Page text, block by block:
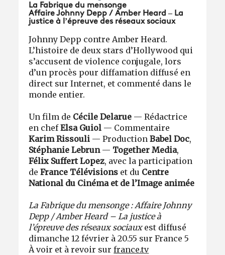
La Fabrique du mensonge
Affaire Johnny Depp / Amber Heard – La
justice à l’épreuve des réseaux sociaux
Johnny Depp contre Amber Heard.
L’histoire de deux stars d’Hollywood qui
s’accusent de violence conjugale, lors
d’un procès pour diffamation diffusé en
direct sur Internet, et commenté dans le
monde entier.
Un film de Cécile Delarue — Rédactrice
en chefElsa Guiol — Commentaire
Karim Rissouli — ProductionBabel Doc,
Stéphanie Lebrun— Together Media,
Félix Suffert Lopez, avec la participation
deFrance Télévisions et du Centre
National du Cinéma et de l’Image animée
La Fabrique du mensonge : Affaire Johnny
Depp / Amber Heard – La justice à
l’épreuve des réseaux sociauxest diffusé
dimanche 12 février à 20.55 sur France 5
À voir et à revoir surfrance.tv